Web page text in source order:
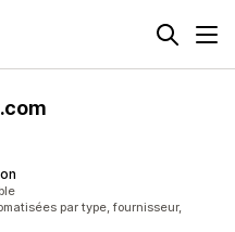
par type, fournisseur,